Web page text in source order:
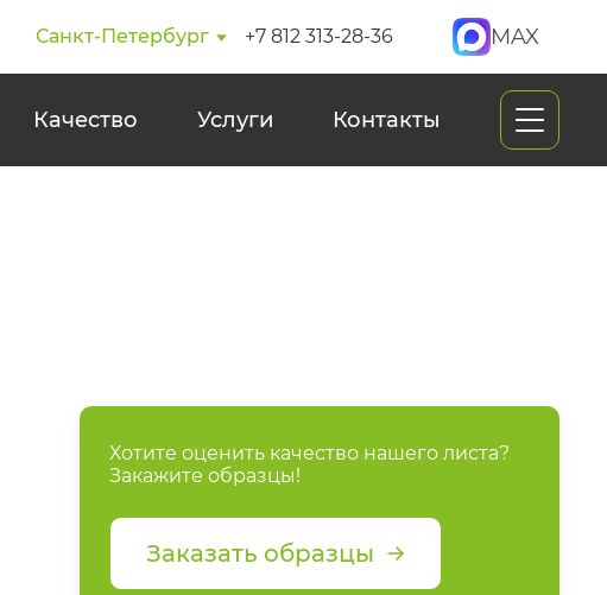
Санкт-Петербург +7 812 313-28-36 MAX
Качество Услуги Контакты
Хотите оценить качество нашего листа?
Закажите образцы!
Заказать образцы